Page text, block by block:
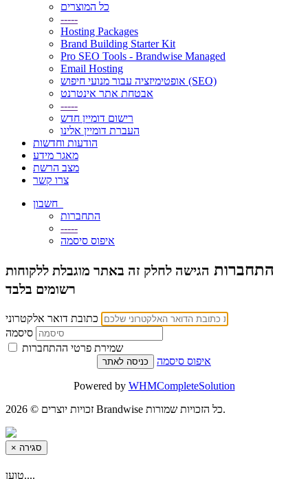
כל המוצרים
-----
Hosting Packages
Brand Building Starter Kit
Pro SEO Tools - Brandwise Managed
Email Hosting
אופטימיזציה עבור מנועי חיפוש (SEO)
אבטחת אתר אינטרנט
-----
רישום דומיין חדש
העברת דומיין אלינו
הודעות וחדשות
מאגר מידע
מצב הרשת
צרו קשר
התחברות
-----
איפוס סיסמה
התחברות הגישה לחלק זה באתר מוגבלת ללקוחות
רשומים בלבד
כתובת דואר אלקטרוני
סיסמה
שמירת פרטי ההתחברות
איפוס סיסמה
Powered by WHMCompleteSolution
זכויות יוצרים © 2026 Brandwise כל הזכויות שמורות.
× סגירה
טוען....